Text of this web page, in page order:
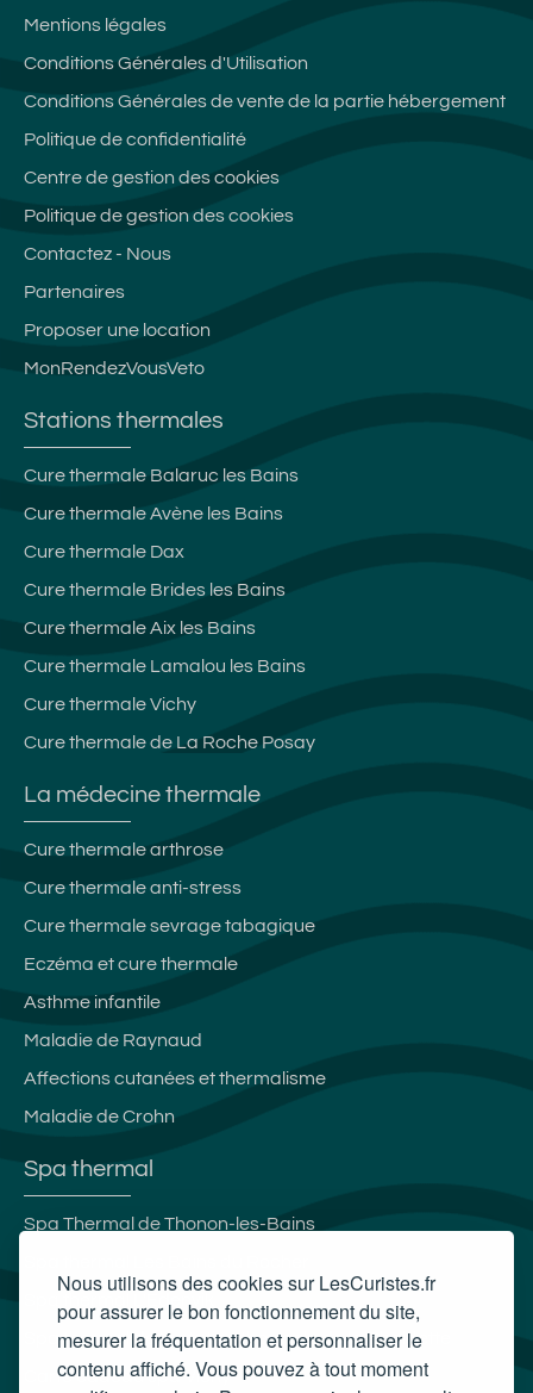
Nous utilisons des cookies sur LesCuristes.fr
pour assurer le bon fonctionnement du site,
mesurer la fréquentation et personnaliser le
contenu affiché. Vous pouvez à tout moment
Mentions légales
Conditions Générales d'Utilisation
Conditions Générales de vente de la partie hébergement
Politique de confidentialité
Centre de gestion des cookies
Politique de gestion des cookies
Contactez - Nous
Partenaires
Proposer une location
MonRendezVousVeto
Stations thermales
Cure thermale Balaruc les Bains
Cure thermale Avène les Bains
Cure thermale Dax
Cure thermale Brides les Bains
Cure thermale Aix les Bains
Cure thermale Lamalou les Bains
Cure thermale Vichy
Cure thermale de La Roche Posay
La médecine thermale
Cure thermale arthrose
Cure thermale anti-stress
Cure thermale sevrage tabagique
Eczéma et cure thermale
Asthme infantile
Maladie de Raynaud
Affections cutanées et thermalisme
Maladie de Crohn
Spa thermal
Spa Thermal de Thonon-les-Bains
Spa thermal L'Edenvik
Spa thermal de la station thermale de la Chaldette
Carte cadeau spa Vichy